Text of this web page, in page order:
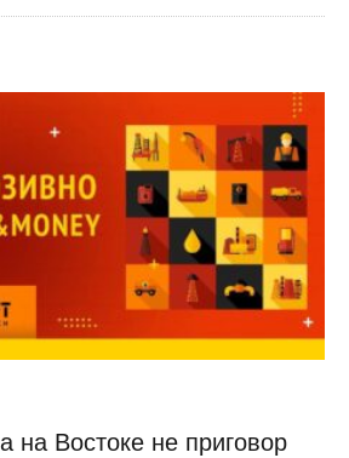
на Востоке не приговор